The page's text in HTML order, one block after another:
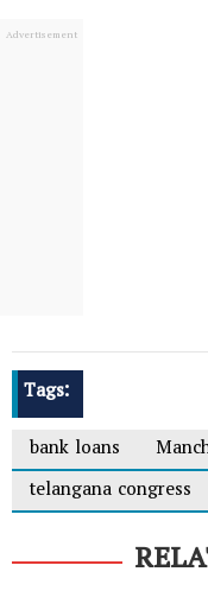
Tags:
bank loans
telangana congress